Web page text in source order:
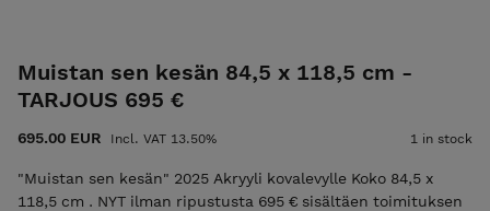
Muistan sen kesän 84,5 x 118,5 cm -
TARJOUS 695 €
695.00 EUR Incl. VAT 13.50% 1 in stock
"Muistan sen kesän" 2025 Akryyli kovalevylle Koko 84,5 x
118,5 cm . NYT ilman ripustusta 695 € sisältäen toimituksen